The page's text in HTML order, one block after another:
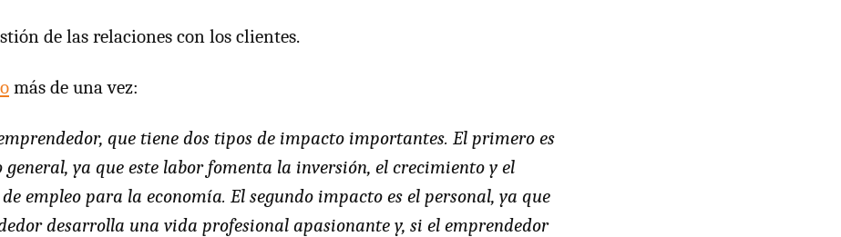
de las relaciones con los clientes.
más de una vez:
que tiene dos tipos de impacto importantes. El primero es
ya que este labor fomenta la inversión, el crecimiento y el
empleo para la economía. El segundo impacto es el personal, ya que
desarrolla una vida profesional apasionante y, si el emprendedor